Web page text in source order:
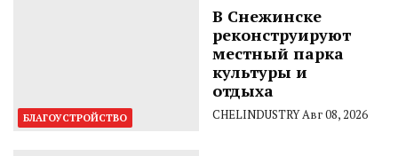
БЛАГОУСТРОЙСТВО
В Снежинске
реконструируют
местный парка
культуры и
отдыха
CHELINDUSTRYАвг 08, 2026